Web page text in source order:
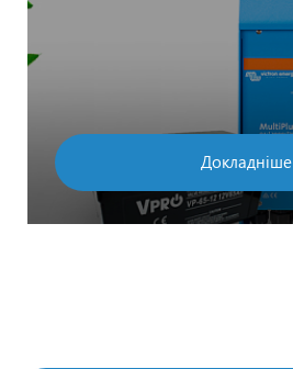
Докладніше